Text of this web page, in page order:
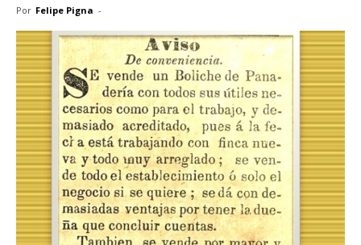
Por Felipe Pigna -